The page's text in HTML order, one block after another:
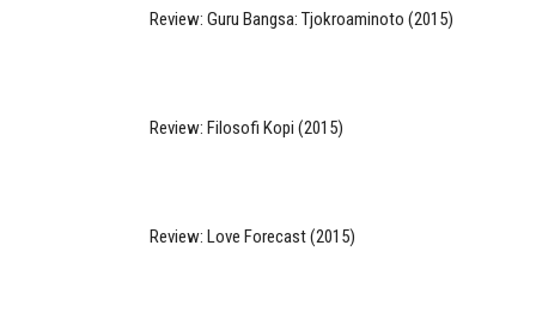
Review: Guru Bangsa: Tjokroaminoto (2015)
Review: Filosofi Kopi (2015)
Review: Love Forecast (2015)